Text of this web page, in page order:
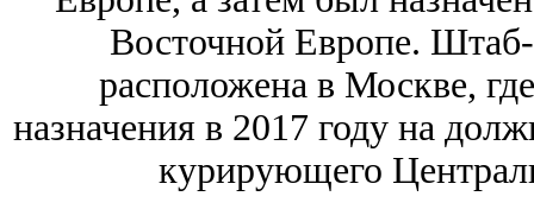
Восточной Европе. Штаб-
расположена в Москве,
назначения в 2017 году на
курирующего